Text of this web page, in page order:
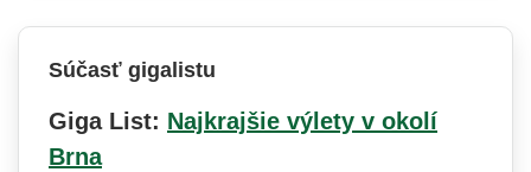
Súčasť gigalistu
Giga List: Najkrajšie výlety v okolí
Brna